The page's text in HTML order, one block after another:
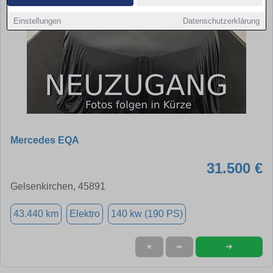
Einstellungen Datenschutzerklärung
Mercedes EQA
31.500 €
Gelsenkirchen, 45891
43.440 km Elektro 140 kw (190 PS)
★ ➦ ➜